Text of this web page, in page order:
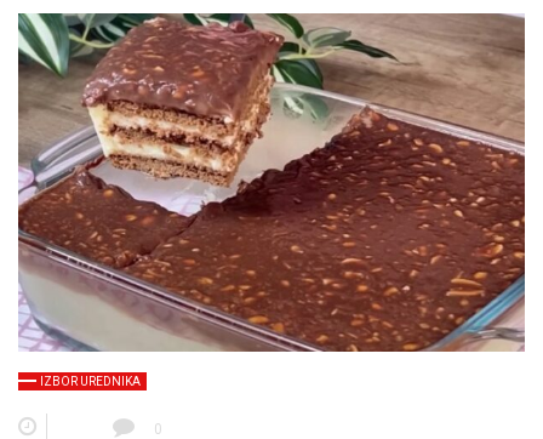
IZBOR UREDNIKA
0